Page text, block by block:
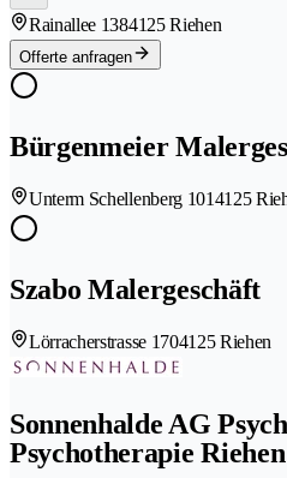
Rainallee 1384125 Riehen
Offerte anfragen
Bürgenmeier
Unterm Schellenberg 1014125
Szabo Malergeschäft
Lörracherstrasse 1704125 Riehen
Sonnenhalde AG
Psychotherapie Riehen